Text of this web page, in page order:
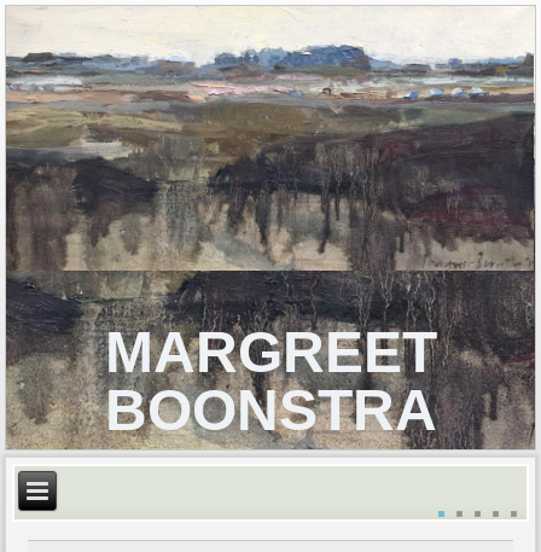
MARGREET
BOONSTRA